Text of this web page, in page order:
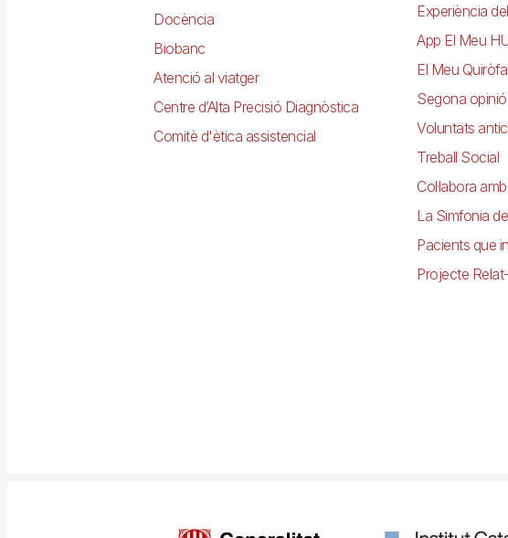
Docència
Biobanc
Atenció al viatger
Centre d’Alta Precisió Diagnòstica
Comitè d'ètica assistencial
Experiència
App El Meu
El Meu
Segona
Voluntats
Treball Social
Col·labora
La Simfonia
Pacients que
Projecte